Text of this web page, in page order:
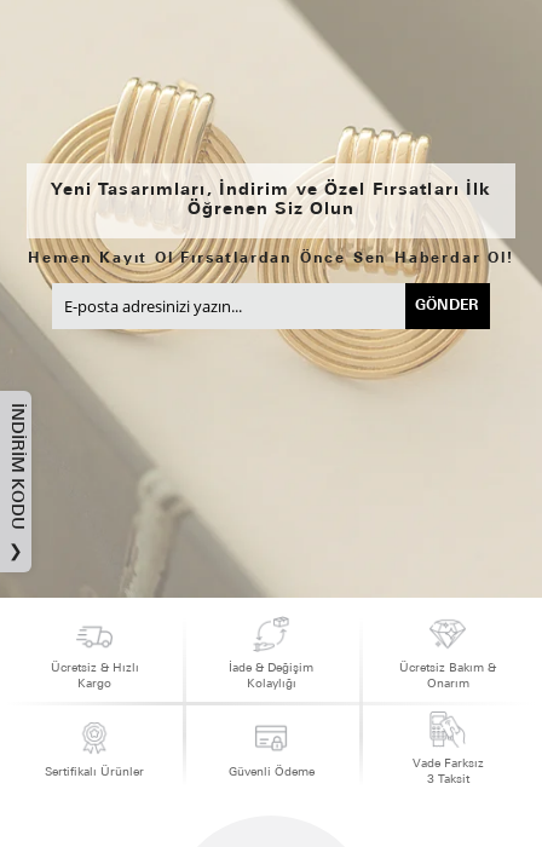
Yeni Tasarımları, İndirim ve Özel Fırsatları İlk
Öğrenen Siz Olun
Hemen Kayıt Ol Fırsatlardan Önce Sen Haberdar Ol!
GÖNDER
Ücretsiz & Hızlı
Kargo
İade & Değişim
Kolaylığı
Ücretsiz Bakım &
Onarım
Sertifikalı Ürünler Güvenli Ödeme
Vade Farksız
3 Taksit
İNDIRIM KODU
❯